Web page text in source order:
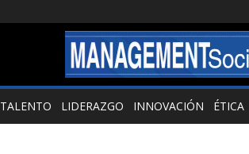
TALENTO LIDERAZGO INNOVACIÓN ÉTICA